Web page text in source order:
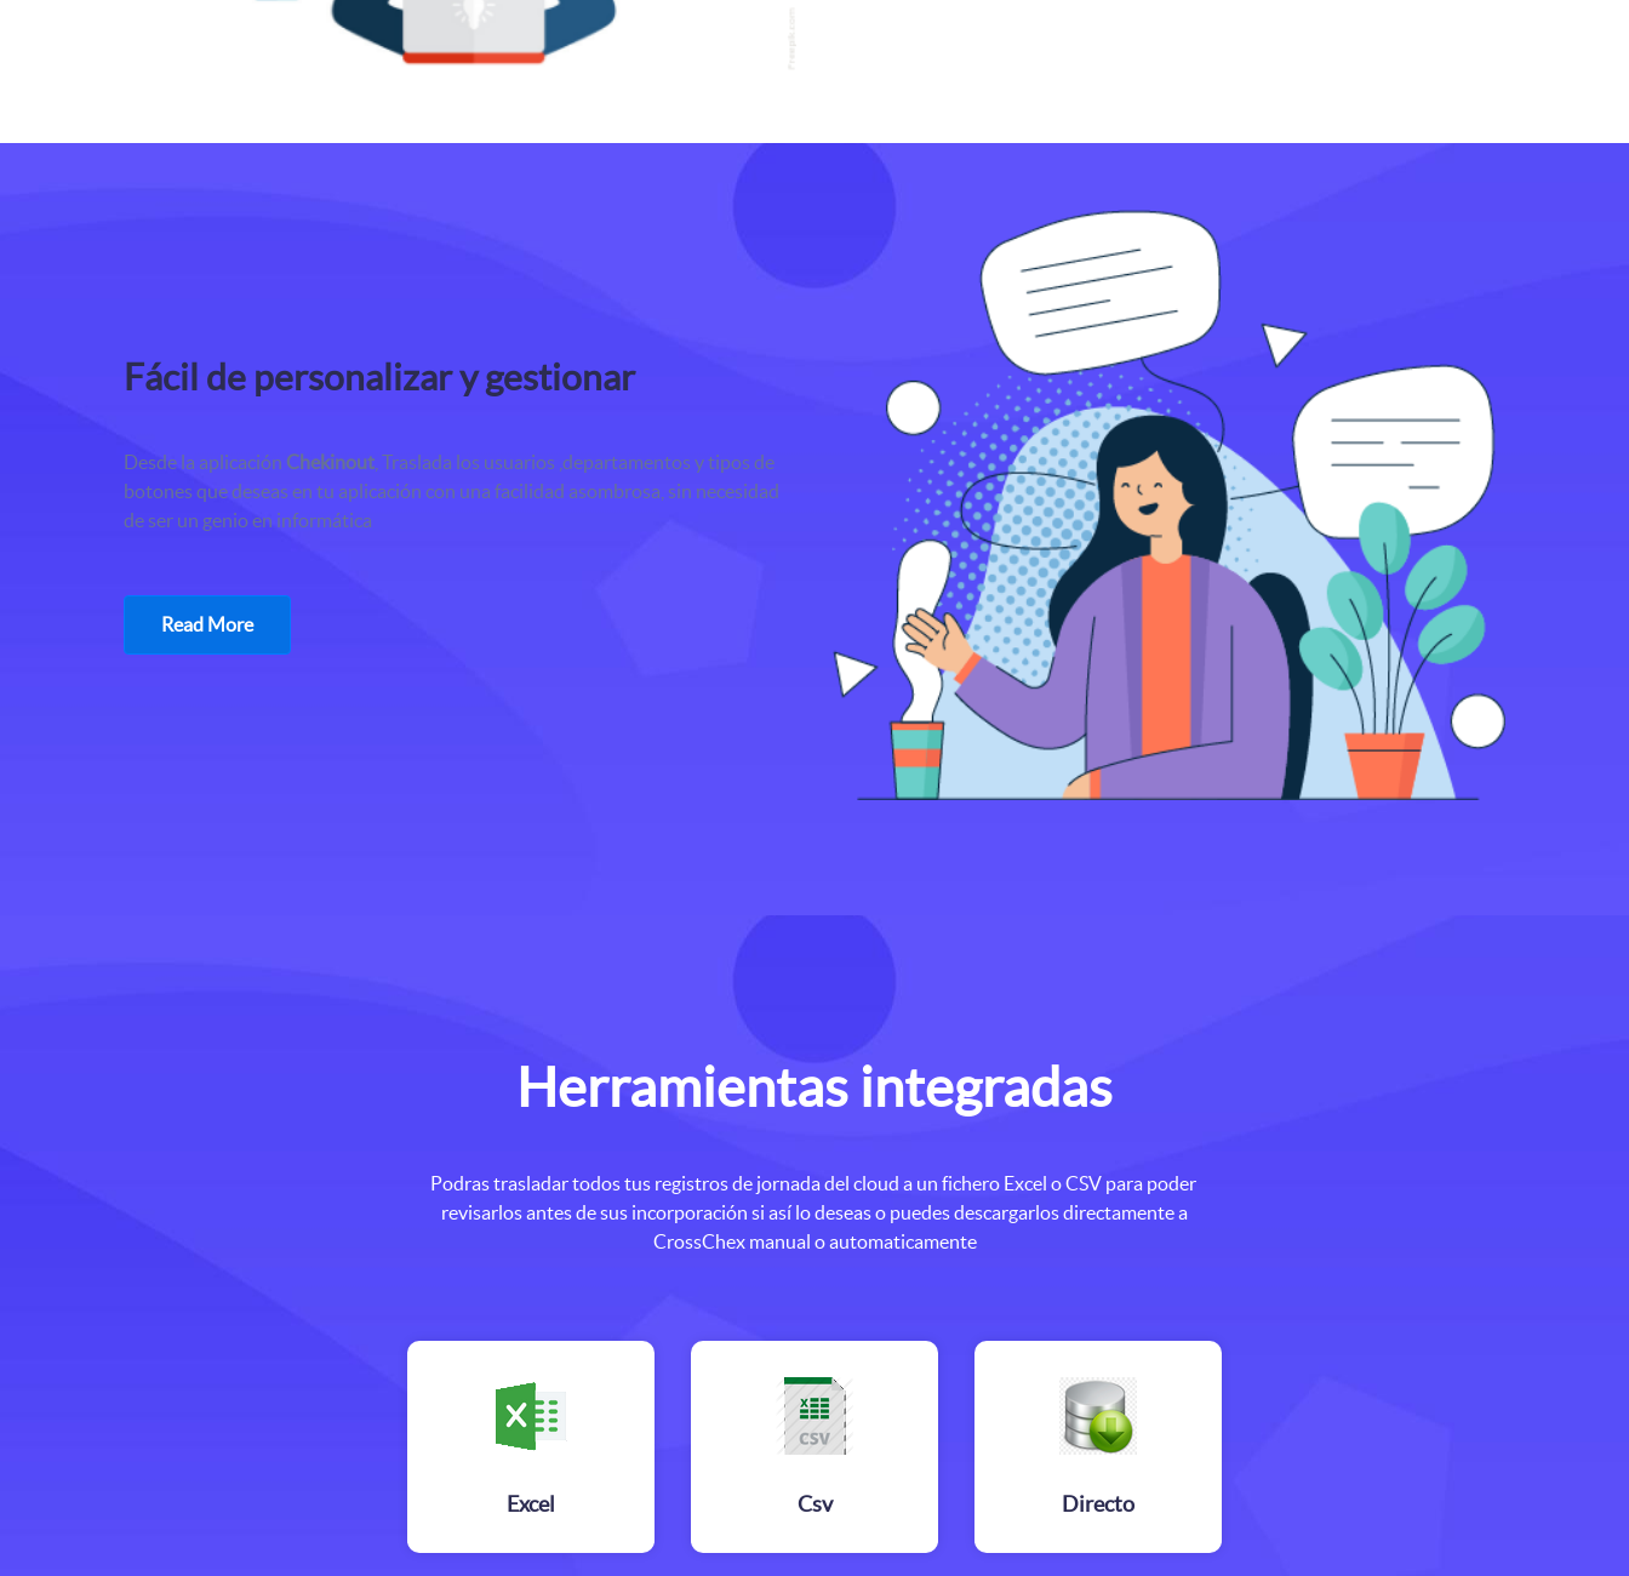
Fácil de personalizar y gestionar
Desde la aplicación Chekinout , Traslada los usuarios ,departamentos y tipos de
botones que deseas en tu aplicación con una facilidad asombrosa, sin necesidad
de ser un genio en informática
Read More
Herramientas integradas
Podras trasladar todos tus registros de jornada del cloud a un fichero Excel o CSV para poder
revisarlos antes de sus incorporación si así lo deseas o puedes descargarlos directamente a
CrossChex manual o automaticamente
Excel Csv Directo